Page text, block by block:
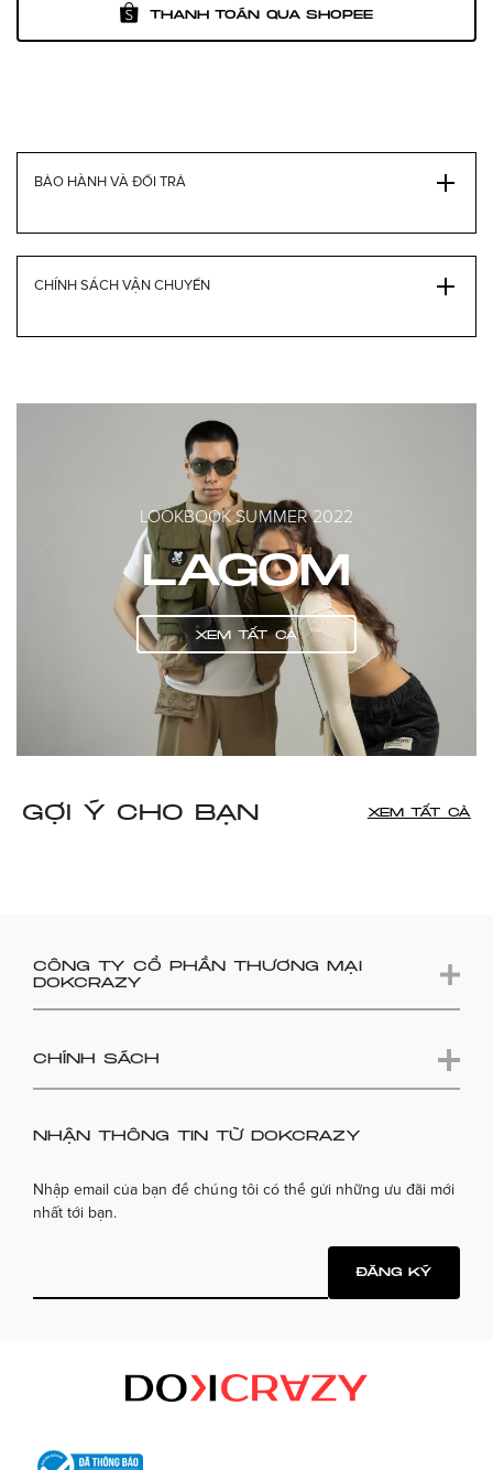
THANH TOÁN QUA SHOPEE
BẢO HÀNH VÀ ĐỔI TRẢ
CHÍNH SÁCH VẬN CHUYỂN
LOOKBOOK SUMMER 2022
LAGOM
XEM TẤT CẢ
GỢI Ý CHO BẠN XEM TẤT CẢ
CÔNG TY CỔ PHẦN THƯƠNG MẠI
DOKCRAZY
CHÍNH SÁCH
NHẬN THÔNG TIN TỪ DOKCRAZY
Nhập email của bạn để chúng tôi có thể gửi những ưu đãi mới
nhất tới bạn.
ĐĂNG KÝ